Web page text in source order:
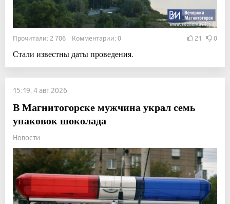
Прочитали: 2 706 Комментарии: 0 21 0
Стали известны даты проведения.
15:19, 4 авг 2026
В Магнитогорске мужчина украл семь
упаковок шоколада
Новости